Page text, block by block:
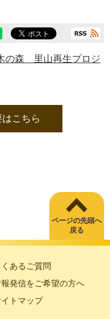
の森 里山再生プロジ
こちら
ページの先頭へ
戻る
くあるご質問
発信をご希望の方へ
トマップ